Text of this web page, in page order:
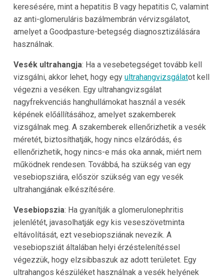
keresésére, mint a hepatitis B vagy hepatitis C, valamint
az anti-glomeruláris bazálmembrán vérvizsgálatot,
amelyet a Goodpasture-betegség diagnosztizálására
használnak.
Vesék ultrahangja: Ha a vesebetegséget tovább kell
vizsgálni, akkor lehet, hogy egy ultrahangvizsgálatot kell
végezni a veséken. Egy ultrahangvizsgálat
nagyfrekvenciás hanghullámokat használ a vesék
képének előállításához, amelyet szakemberek
vizsgálnak meg. A szakemberek ellenőrizhetik a vesék
méretét, biztosíthatják, hogy nincs elzáródás, és
ellenőrizhetik, hogy nincs-e más oka annak, miért nem
működnek rendesen. Továbbá, ha szükség van egy
vesebiopsziára, először szükség van egy vesék
ultrahangjának elkészítésére.
Vesebiopszia: Ha gyanítják a glomerulonephritis
jelenlétét, javasolhatják egy kis veseszövetminta
eltávolítását, ezt vesebiopsziának nevezik. A
vesebiopsziát általában helyi érzéstelenítéssel
végezzük, hogy elzsibbaszuk az adott területet. Egy
ultrahangos készüléket használnak a vesék helyének